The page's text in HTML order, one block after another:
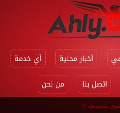
أخبار محلية
أي خدمة
اتصل بنا من نحن
محفوظة ©